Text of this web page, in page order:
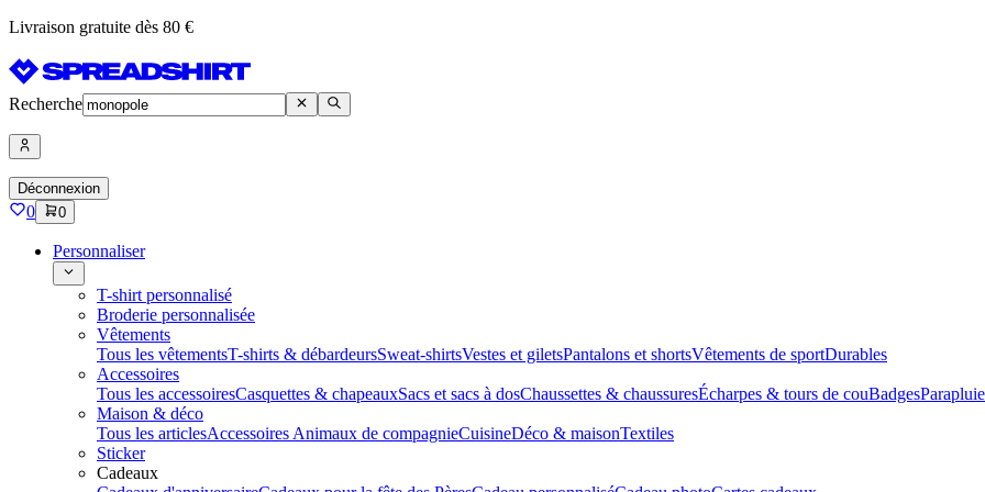
Livraison gratuite dès 80 €
Recherche
Déconnexion
0 0
Personnaliser
T-shirt personnalisé
Broderie personnalisée
Vêtements
Tous les vêtementsT-shirts & débardeursSweat-shirtsVestes et giletsPantalons et shortsVêtements de sportDurables
Accessoires
Tous les accessoiresCasquettes & chapeauxSacs et sacs à dosChaussettes & chaussuresÉcharpes & tours de couBadges
Maison & déco
Tous les articlesAccessoires Animaux de compagnieCuisineDéco & maisonTextiles
Sticker
Cadeaux